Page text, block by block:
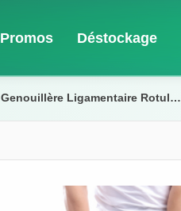
Promos Déstockage
Orthomed Genouillère Ligamentaire Rotulienne t4